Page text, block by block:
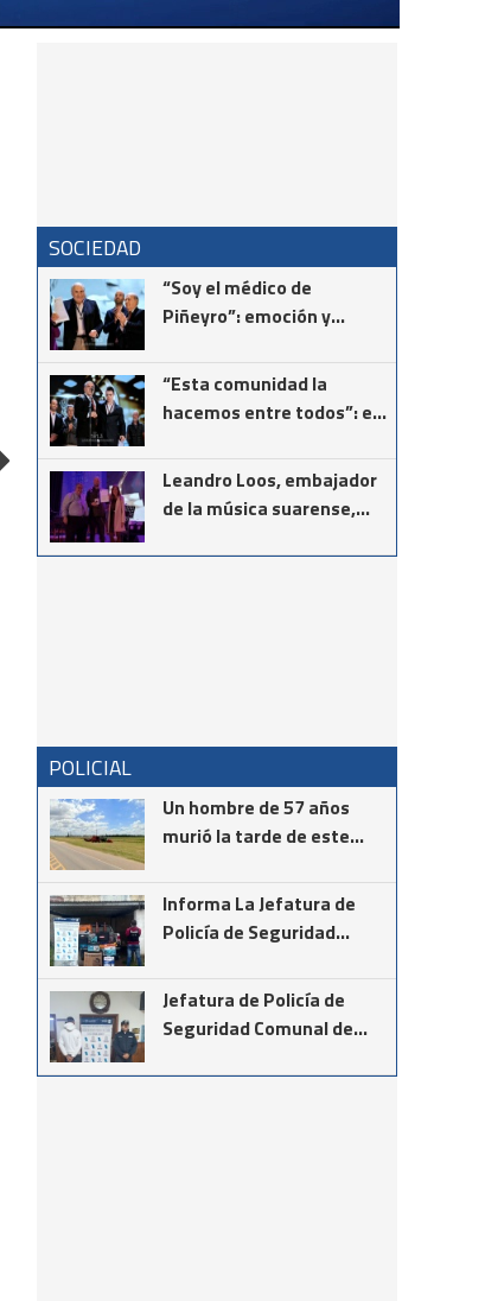
SOCIEDAD
“Soy el médico de
Piñeyro”: emoción y
reconocimiento al Dr.
Néstor Giménez
“Esta comunidad la
hacemos entre todos”: el
Ricardo Moccero en la
Noche de Gala
Leandro Loos, embajador
de la música suarense,
Destacado Cultural 2026
POLICIAL
Un hombre de 57 años
murió la tarde de este
la instalación de cámaras
de seguridad en el cruce
de las rutas provinciales
67 y 85
Informa La Jefatura de
Policía de Seguridad
Suárez
Jefatura de Policía de
Seguridad Comunal de
procedimientos llevados a